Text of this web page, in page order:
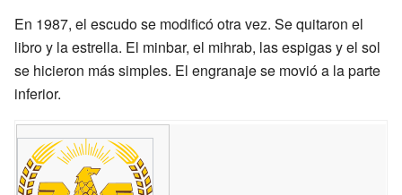
En 1987, el escudo se modificó otra vez. Se quitaron el
libro y la estrella. El minbar, el mihrab, las espigas y el sol
se hicieron más simples. El engranaje se movió a la parte
inferior.